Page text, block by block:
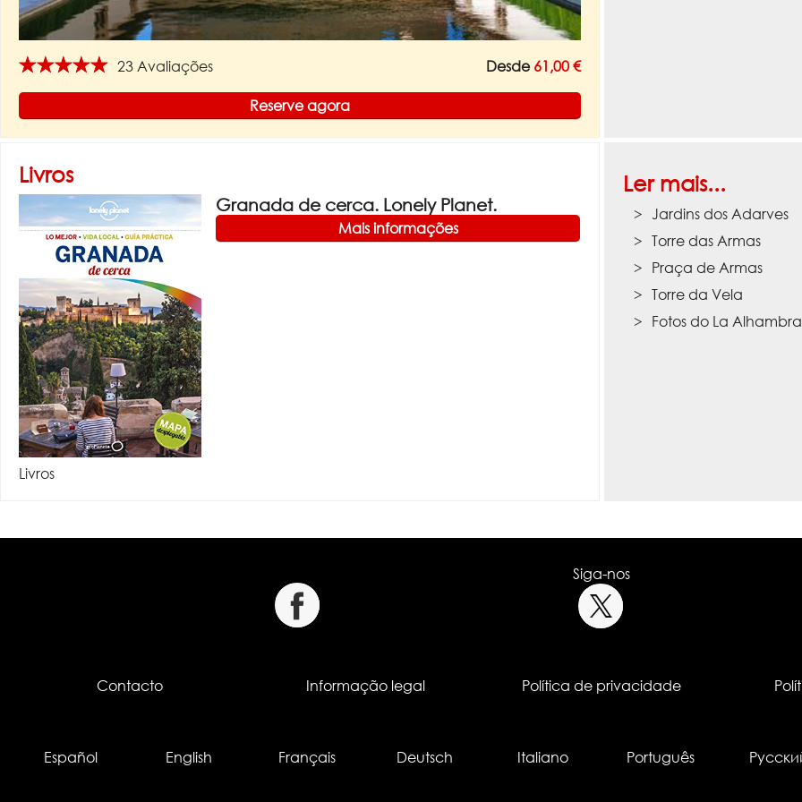
★★★★★ 23 Avaliações Desde 61,00 €
Reserve agora
Livros
Granada de cerca. Lonely Planet.
Mais informações
Livros
Ler mais...
Jardins dos Adarves
Torre das Armas
Praça de Armas
Torre da Vela
Fotos do La Alhambra
Siga-nos
Contacto Informação legal Política de privacidade
Español English Français Deutsch Italiano Português